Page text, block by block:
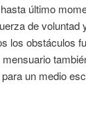
último
de
los obstáculos
un medio